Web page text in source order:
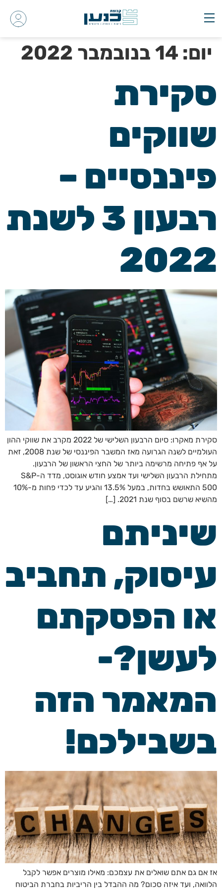
יום: 14 בנובמבר 2022
סקירת
שווקים
פיננסיים –
רבעון 3 לשנת
2022
סקירת מאקרו: סיום הרבעון השלישי של 2022 מקרב את שווקי ההון
העולמיים לשנה הגרועה מאז המשבר הפיננסי של שנת 2008, זאת
על אף פתיחה מרשימה ביותר של החצי הראשון של הרבעון.
מתחילת הרבעון השלישי ועד אמצע חודש אוגוסט, מדד ה-S&P
500 התאושש בחדות, במעל 13.5% והגיע עד לכדי פחות מ-10%
מהשיא שרשם בסוף שנת 2021. […]
שיניתם
עיסוק, תחביב
או הפסקתם
לעשן?-
המאמר הזה
בשבילכם!
אז אם גם אתם שואלים את עצמכם: מאילו מוצרים אפשר לקבל
הלוואה, ועד איזה סכום? מה ההבדל בין הריביות בחברת הביטוח